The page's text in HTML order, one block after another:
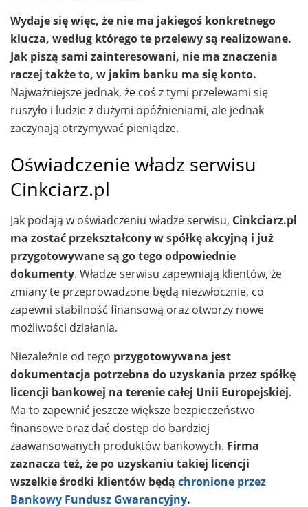
Wydaje się więc, że nie ma jakiegoś konkretnego
klucza, według którego te przelewy są realizowane.
Jak piszą sami zainteresowani, nie ma znaczenia
raczej także to, w jakim banku ma się konto.
Najważniejsze jednak, że coś z tymi przelewami się
ruszyło i ludzie z dużymi opóźnieniami, ale jednak
zaczynają otrzymywać pieniądze.
Oświadczenie władz serwisu
Cinkciarz.pl
Jak podają w oświadczeniu władze serwisu, Cinkciarz.pl
ma zostać przekształcony w spółkę akcyjną i już
przygotowywane są go tego odpowiednie
dokumenty. Władze serwisu zapewniają klientów, że
zmiany te przeprowadzone będą niezwłocznie, co
zapewni stabilność finansową oraz otworzy nowe
możliwości działania.
Niezależnie od tego przygotowywana jest
dokumentacja potrzebna do uzyskania przez spółkę
licencji bankowej na terenie całej Unii Europejskiej.
Ma to zapewnić jeszcze większe bezpieczeństwo
finansowe oraz dać dostęp do bardziej
zaawansowanych produktów bankowych. Firma
zaznacza też, że po uzyskaniu takiej licencji
wszelkie środki klientów będą chronione przez
Bankowy Fundusz Gwarancyjny.